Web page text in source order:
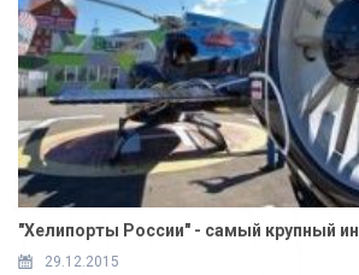
"Хелипорты России" - самый крупный
29.12.2015